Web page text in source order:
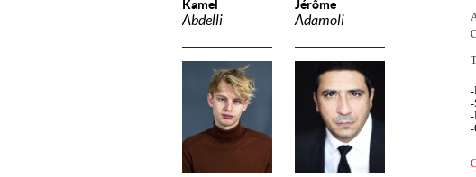
Kamel
Abdelli
Jérôme
Adamoli